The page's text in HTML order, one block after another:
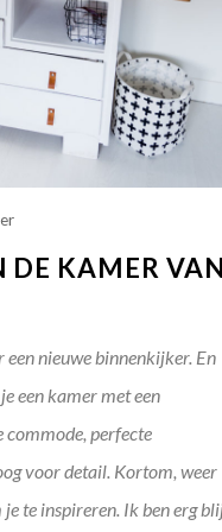
DE KAMER
nieuwe binnenkijker. En
een kamer met een
commode, perfecte
voor detail. Kortom, weer
te inspireren. Ik ben erg